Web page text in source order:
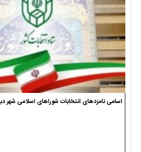
اسامی نامزدهای انتخابات شوراهای اسلامی شهر